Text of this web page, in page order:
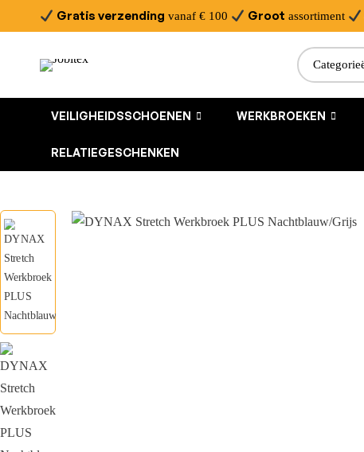
Gratis verzending vanaf € 100 Groot assortiment
VEILIGHEIDSSCHOENEN WERKBROEKEN
RELATIEGESCHENKEN